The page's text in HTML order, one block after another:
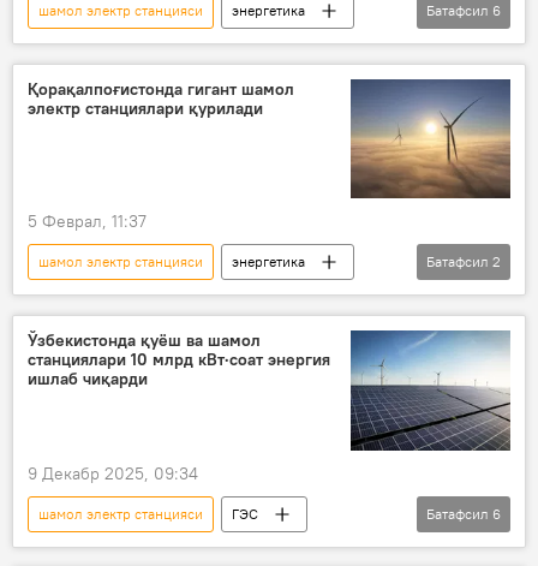
шамол электр станцияси
энергетика
газ
электр энергияси
қуёш электрстанцияси
Яшил энергия
Иқтисод
Ўзбекистон
Батафсил 6
Қорақалпоғистонда гигант шамол
электр станциялари қурилади
5 Феврал, 11:37
шамол электр станцияси
энергетика
Жамият
Қорақалпоғистон
Батафсил 2
Ўзбекистонда қуёш ва шамол
станциялари 10 млрд кВт·соат энергия
ишлаб чиқарди
9 Декабр 2025, 09:34
шамол электр станцияси
ГЭС
Яшил энергия
Жамият
Батафсил 6